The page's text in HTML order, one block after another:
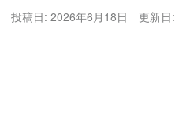
投稿日: 2026年6月18日 更新日: